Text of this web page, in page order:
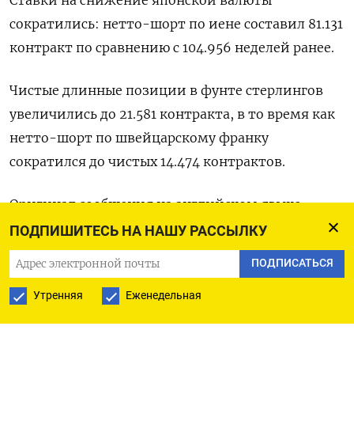
ПОДПИШИТЕСЬ НА НАШУ РАССЫЛКУ
ПОДПИСАТЬСЯ
Утренняя Еженедельная
сократились: нетто-шорт по иене составил 81.131
контракт по сравнению с 104.956 неделей ранее.
Чистые длинные позиции в фунте стерлингов
увеличились до 21.581 контракта, в то время как
нетто-шорт по швейцарскому франку
сократился до чистых 14.474 контрактов.
Оригинал сообщения на английском языке
доступен по коду: (Бюро Рейтер в Гданьске)
ПОДПИСАТЬСЯ НА ТЕЛЕГРАМ